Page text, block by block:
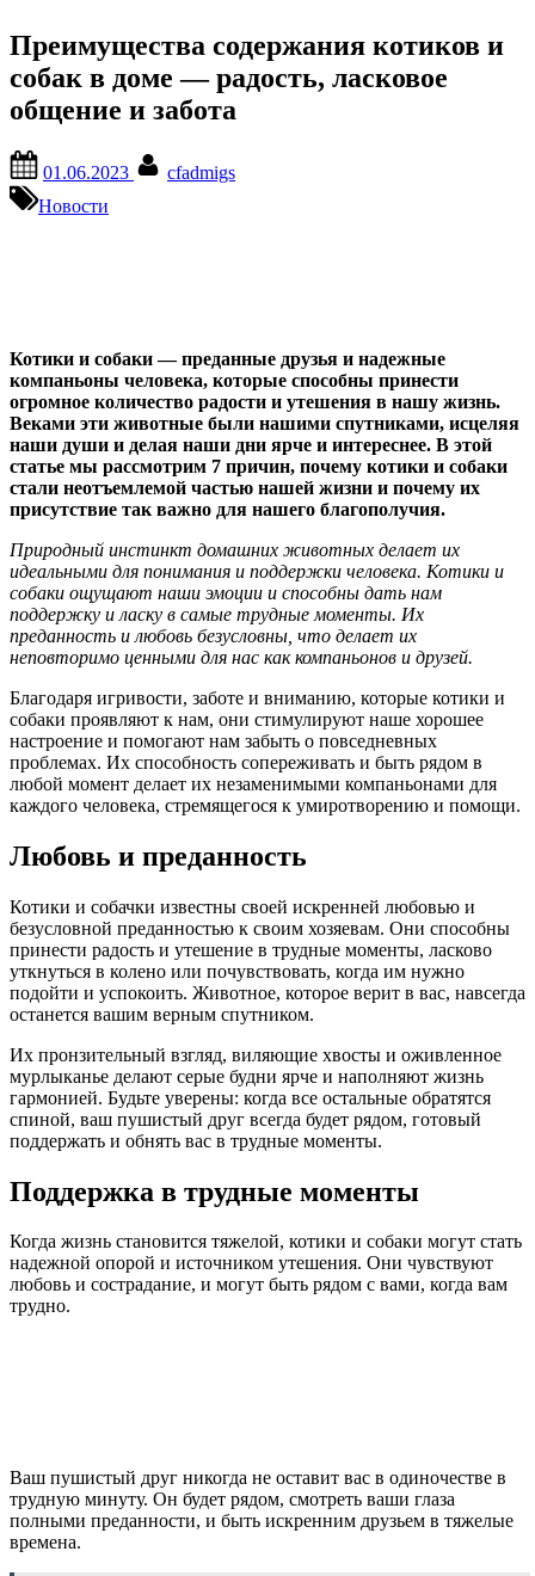
Преимущества содержания котиков и
собак в доме — радость, ласковое
общение и забота
on
01.06.2023
cfadmigs
Новости
Котики и собаки — преданные друзья и надежные
компаньоны человека, которые способны принести
огромное количество радости и утешения в нашу жизнь.
Веками эти животные были нашими спутниками, исцеляя
наши души и делая наши дни ярче и интереснее. В этой
статье мы рассмотрим 7 причин, почему котики и собаки
стали неотъемлемой частью нашей жизни и почему их
присутствие так важно для нашего благополучия.
Природный инстинкт домашних животных делает их
идеальными для понимания и поддержки человека. Котики и
собаки ощущают наши эмоции и способны дать нам
поддержку и ласку в самые трудные моменты. Их
преданность и любовь безусловны, что делает их
неповторимо ценными для нас как компаньонов и друзей.
Благодаря игривости, заботе и вниманию, которые котики и
собаки проявляют к нам, они стимулируют наше хорошее
настроение и помогают нам забыть о повседневных
проблемах. Их способность сопереживать и быть рядом в
любой момент делает их незаменимыми компаньонами для
каждого человека, стремящегося к умиротворению и помощи.
Любовь и преданность
Котики и собачки известны своей искренней любовью и
безусловной преданностью к своим хозяевам. Они способны
принести радость и утешение в трудные моменты, ласково
уткнуться в колено или почувствовать, когда им нужно
подойти и успокоить. Животное, которое верит в вас, навсегда
останется вашим верным спутником.
Их пронзительный взгляд, виляющие хвосты и оживленное
мурлыканье делают серые будни ярче и наполняют жизнь
гармонией. Будьте уверены: когда все остальные обратятся
спиной, ваш пушистый друг всегда будет рядом, готовый
поддержать и обнять вас в трудные моменты.
Поддержка в трудные моменты
Когда жизнь становится тяжелой, котики и собаки могут стать
надежной опорой и источником утешения. Они чувствуют
любовь и сострадание, и могут быть рядом с вами, когда вам
трудно.
Ваш пушистый друг никогда не оставит вас в одиночестве в
трудную минуту. Он будет рядом, смотреть ваши глаза
полными преданности, и быть искренним друзьем в тяжелые
времена.